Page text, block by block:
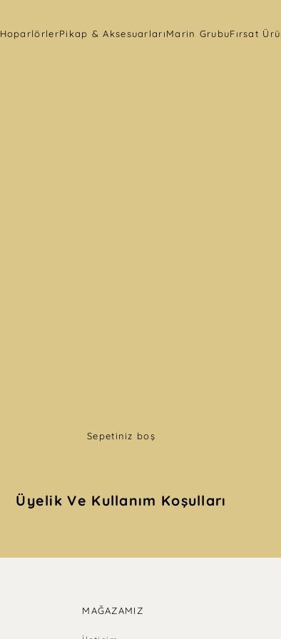
HoparlörlerPikap & AksesuarlarıMarin GrubuFırsat
Sepetiniz boş
Üyelik Ve Kullanım Koşulları
MAĞAZAMIZ